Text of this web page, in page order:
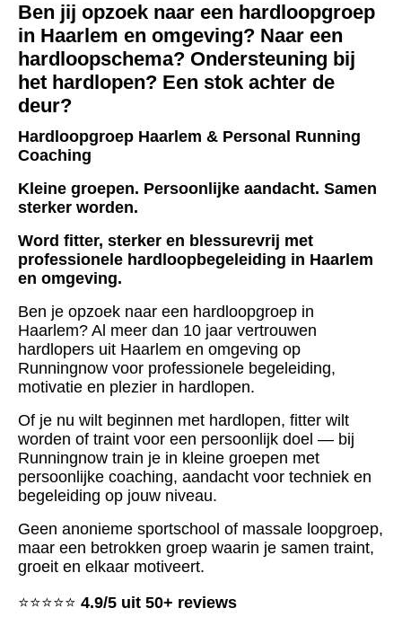
Ben jij opzoek naar een hardloopgroep
in Haarlem en omgeving? Naar een
hardloopschema? Ondersteuning bij
het hardlopen? Een stok achter de
deur?
Hardloopgroep Haarlem & Personal Running
Coaching
Kleine groepen. Persoonlijke aandacht. Samen
sterker worden.
Word fitter, sterker en blessurevrij met
professionele hardloopbegeleiding in Haarlem
en omgeving.
Ben je opzoek naar een hardloopgroep in
Haarlem? Al meer dan 10 jaar vertrouwen
hardlopers uit Haarlem en omgeving op
Runningnow voor professionele begeleiding,
motivatie en plezier in hardlopen.
Of je nu wilt beginnen met hardlopen, fitter wilt
worden of traint voor een persoonlijk doel — bij
Runningnow train je in kleine groepen met
persoonlijke coaching, aandacht voor techniek en
begeleiding op jouw niveau.
Geen anonieme sportschool of massale loopgroep,
maar een betrokken groep waarin je samen traint,
groeit en elkaar motiveert.
⭐⭐⭐⭐⭐ 4.9/5 uit 50+ reviews